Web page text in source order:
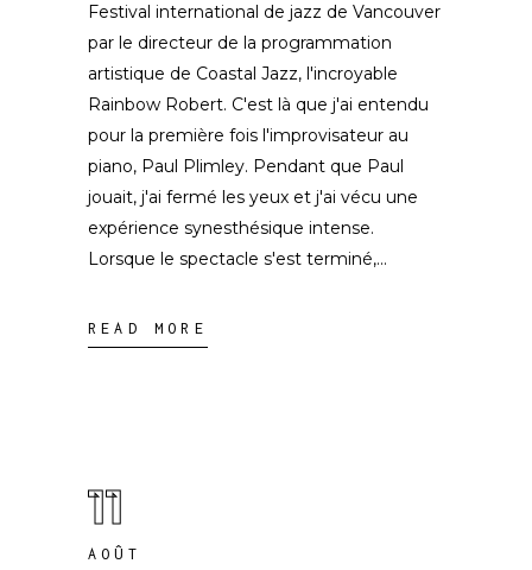
Festival international de jazz de Vancouver
par le directeur de la programmation
artistique de Coastal Jazz, l'incroyable
Rainbow Robert. C'est là que j'ai entendu
pour la première fois l'improvisateur au
piano, Paul Plimley. Pendant que Paul
jouait, j'ai fermé les yeux et j'ai vécu une
expérience synesthésique intense.
Lorsque le spectacle s'est terminé,
READ MORE
11
AOÛT